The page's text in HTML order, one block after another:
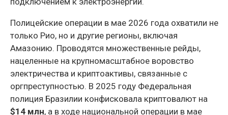
Полицейские операции в мае 2026 года охватили не
только Рио, но и другие регионы, включая
Амазонию. Проводятся множественные рейды,
нацеленные на крупномасштабное воровство
электричества и криптоактивы, связанные с
оргпреступностью. В 2025 году Федеральная
полиция Бразилии конфисковала криптовалют на
$14 млн, а в ходе национальной операции в мае